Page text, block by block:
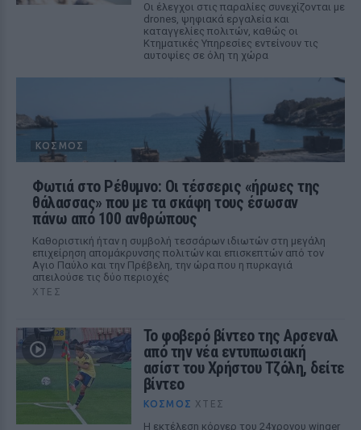
Οι έλεγχοι στις παραλίες συνεχίζονται με
drones, ψηφιακά εργαλεία και
καταγγελίες πολιτών, καθώς οι
Κτηματικές Υπηρεσίες εντείνουν τις
αυτοψίες σε όλη τη χώρα
ΚΌΣΜΟΣ
Φωτιά στο Ρέθυμνο: Οι τέσσερις «ήρωες της
θάλασσας» που με τα σκάφη τους έσωσαν
πάνω από 100 ανθρώπους
Καθοριστική ήταν η συμβολή τεσσάρων ιδιωτών στη μεγάλη
επιχείρηση απομάκρυνσης πολιτών και επισκεπτών από τον
Αγιο Παύλο και την Πρέβελη, την ώρα που η πυρκαγιά
απειλούσε τις δύο περιοχές
ΧΤΕΣ
Το φοβερό βίντεο της Αρσεναλ
από την νέα εντυπωσιακή
ασίστ του Χρήστου Τζόλη, δείτε
βίντεο
ΚΌΣΜΟΣ ΧΤΕΣ
Η εκτέλεση κόρνερ του 24χρονου winger